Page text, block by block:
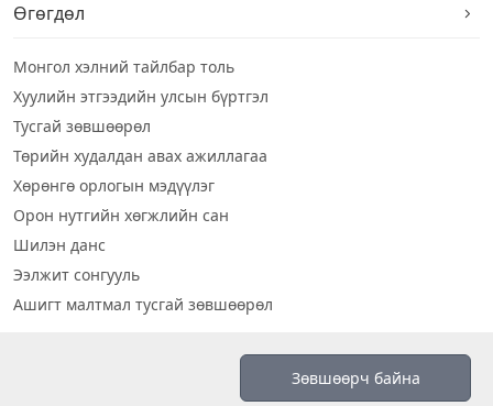
Өгөгдөл
Монгол хэлний тайлбар толь
Хуулийн этгээдийн улсын бүртгэл
Тусгай зөвшөөрөл
Төрийн худалдан авах ажиллагаа
Хөрөнгө орлогын мэдүүлэг
Орон нутгийн хөгжлийн сан
Шилэн данс
Ээлжит сонгууль
Ашигт малтмал тусгай зөвшөөрөл
Зөвшөөрч байна